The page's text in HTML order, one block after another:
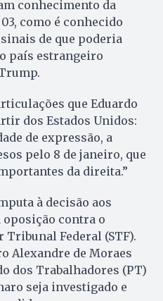
conhecimento da
como é conhecido
de que poderia
país estrangeiro
que Eduardo
dos Estados Unidos:
de expressão, a
pelo 8 de janeiro, que
da direita.”
à decisão aos
contra o
Federal (STF).
Alexandre de Moraes
dos Trabalhadores (PT)
seja investigado e